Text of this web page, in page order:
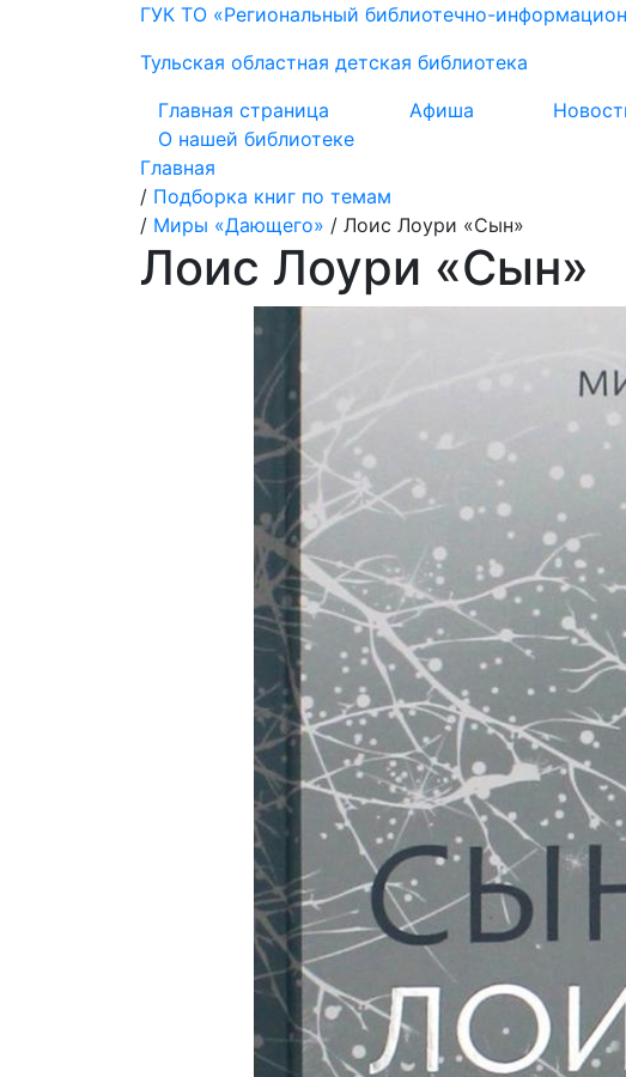
ГУК ТО «Региональный библиотечно-
Тульская областная детская библиотека
Главная страница Афиша
О нашей библиотеке
Главная
/ Подборка книг по темам
/ Миры «Дающего» / Лоис Лоури «Сын»
Лоис Лоури «Сын»